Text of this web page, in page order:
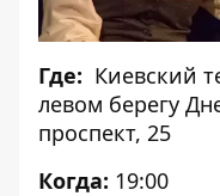
Где: Киевский
левом берегу
проспект, 25
Когда: 19:00